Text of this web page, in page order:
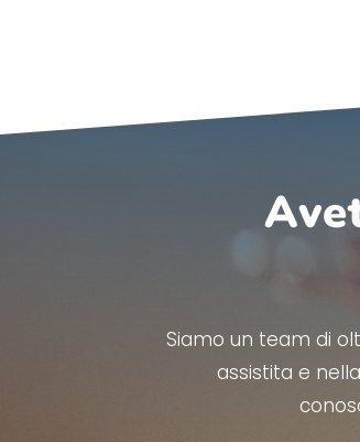
Siamo un team di
assistita e